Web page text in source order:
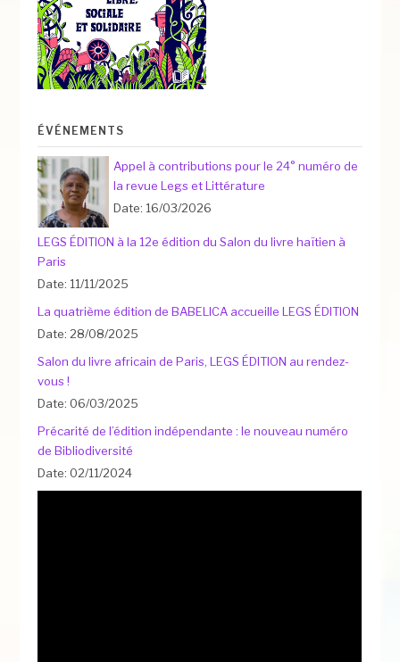
ÉVÉNEMENTS
Appel à contributions pour le 24° numéro de
la revue Legs et Littérature
Date: 16/03/2026
LEGS ÉDITION à la 12e édition du Salon du livre haïtien à
Paris
Date: 11/11/2025
La quatrième édition de BABELICA accueille LEGS ÉDITION
Date: 28/08/2025
Salon du livre africain de Paris, LEGS ÉDITION au rendez-
vous !
Date: 06/03/2025
Précarité de l’édition indépendante : le nouveau numéro
de Bibliodiversité
Date: 02/11/2024